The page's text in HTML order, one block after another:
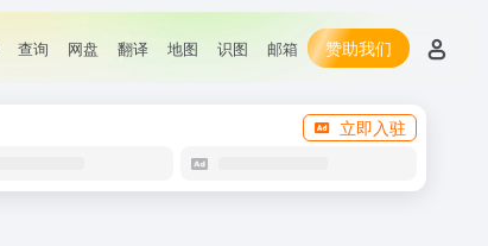
查询 网盘 翻译 地图 识图 邮箱 赞助我们
立即入驻